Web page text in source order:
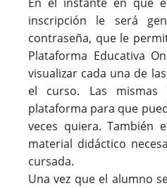
inscripción le será
contraseña, que le
Plataforma Educativa
visualizar cada una de
el curso. Las mismas
plataforma para que
veces quiera. También
material didáctico
cursada.
Una vez que el alumno